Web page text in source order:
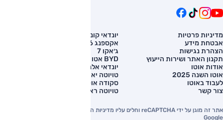
מדיניות פרטיות
אבטחת מידע
הצהרת נגישות
תקנון האתר ושירות הייעוץ
אודות אוטו
אוטו השנה 2025
לעבוד באוטו
צור קשר
יונדאי קונה
אקספנג G6
ג׳אקו 7
BYD אטו 3
יונדאי אלנטרה
טויוטה יאריס קרוס
סקודה אוקטביה
טויוטה ראב 4
אתר זה מוגן על ידי reCAPTCHA וחלים עליו מדיניות הפרטיות והתנאים וההגבלות של
Google